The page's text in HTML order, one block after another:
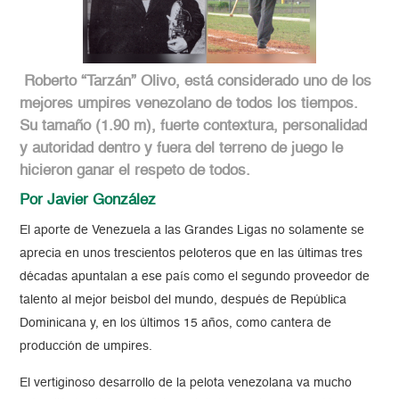
Roberto “Tarzán” Olivo, está considerado uno de los
mejores umpires venezolano de todos los tiempos.
Su tamaño (1.90 m), fuerte contextura, personalidad
y autoridad dentro y fuera del terreno de juego le
hicieron ganar el respeto de todos.
Por Javier González
El aporte de Venezuela a las Grandes Ligas no solamente se
aprecia en unos trescientos peloteros que en las últimas tres
décadas apuntalan a ese país como el segundo proveedor de
talento al mejor beisbol del mundo, después de República
Dominicana y, en los últimos 15 años, como cantera de
producción de umpires.
El vertiginoso desarrollo de la pelota venezolana va mucho